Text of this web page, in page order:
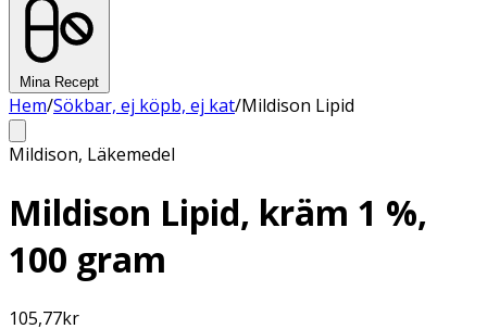
Mina Recept
Hem/Sökbar, ej köpb, ej kat/Mildison Lipid
Mildison, Läkemedel
Mildison Lipid, kräm 1 %,
100 gram
105,77kr